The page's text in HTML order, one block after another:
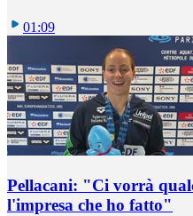
01:09
Pellacani: "Ci vorrà
l'impresa che ho fatto"